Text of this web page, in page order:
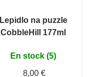
Lepidlo na puzzle
CobbleHill 177ml
En stock (5)
8,00 €